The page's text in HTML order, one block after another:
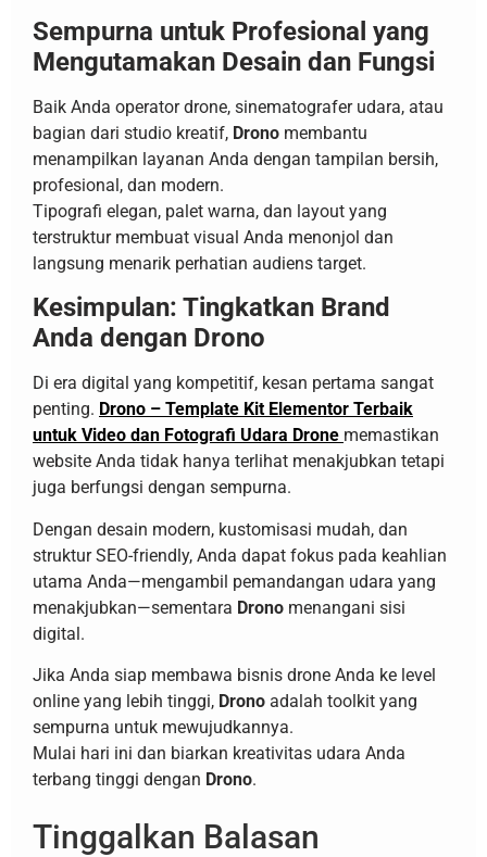
Sempurna untuk Profesional yang
Mengutamakan Desain dan Fungsi
Baik Anda operator drone, sinematografer udara, atau
bagian dari studio kreatif, Drono membantu
menampilkan layanan Anda dengan tampilan bersih,
profesional, dan modern.
Tipografi elegan, palet warna, dan layout yang
terstruktur membuat visual Anda menonjol dan
langsung menarik perhatian audiens target.
Kesimpulan: Tingkatkan Brand
Anda dengan Drono
Di era digital yang kompetitif, kesan pertama sangat
penting. Drono – Template Kit Elementor Terbaik
untuk Video dan Fotografi Udara Drone memastikan
website Anda tidak hanya terlihat menakjubkan tetapi
juga berfungsi dengan sempurna.
Dengan desain modern, kustomisasi mudah, dan
struktur SEO-friendly, Anda dapat fokus pada keahlian
utama Anda—mengambil pemandangan udara yang
menakjubkan—sementara Drono menangani sisi
digital.
Jika Anda siap membawa bisnis drone Anda ke level
online yang lebih tinggi, Drono adalah toolkit yang
sempurna untuk mewujudkannya.
Mulai hari ini dan biarkan kreativitas udara Anda
terbang tinggi dengan Drono.
Tinggalkan Balasan